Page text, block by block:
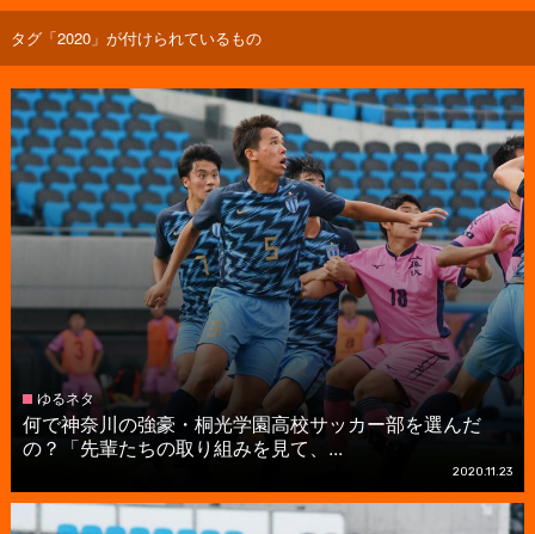
タグ「2020」が付けられているもの
ゆるネタ
何で神奈川の強豪・桐光学園高校サッカー部を選んだ
の？「先輩たちの取り組みを見て、...
2020.11.23